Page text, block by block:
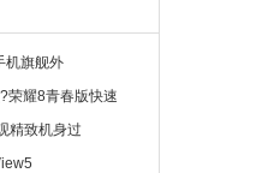
机旗舰外
荣耀8青春版快速
精致机身过